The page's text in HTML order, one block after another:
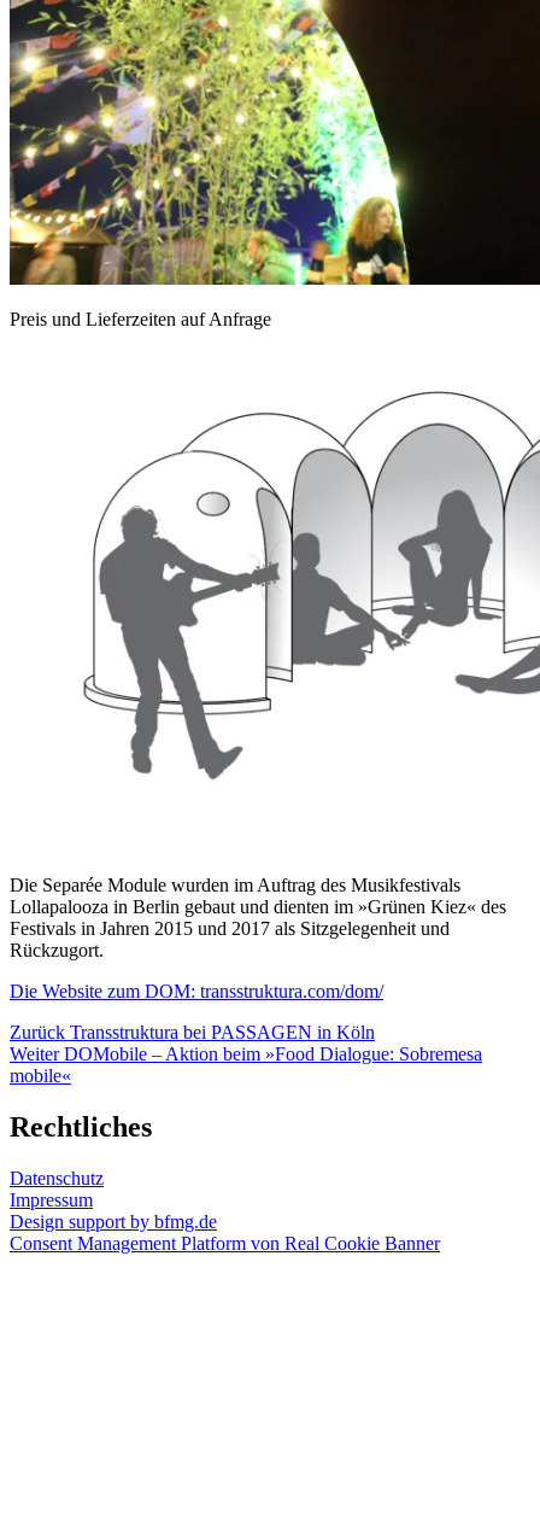
Preis und Lieferzeiten auf Anfrage
Die Separée Module wurden im Auftrag des Musikfestivals
Lollapalooza in Berlin gebaut und dienten im »Grünen Kiez« des
Festivals in Jahren 2015 und 2017 als Sitzgelegenheit und
Rückzugort.
Die Website zum DOM: transstruktura.com/dom/
Beitragsnavigation
Zurück Transstruktura bei PASSAGEN in Köln
Weiter DOMobile – Aktion beim »Food Dialogue: Sobremesa
mobile«
Rechtliches
Datenschutz
Impressum
Design support by bfmg.de
Consent Management Platform von Real Cookie Banner